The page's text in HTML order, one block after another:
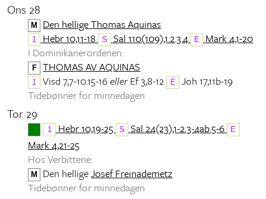
Ons 28
M Den hellige Thomas Aquinas
1 Hebr 10,11-18 S Sal 110(109),1.2.3.4 E
Mark 4,1-20
I Dominikanerordenen:
F THOMAS AV AQUINAS
1 Visd 7,7-10.15-16ellerEf 3,8-12 E Joh 17,11b-19
Tidebønner for minnedagen
Tor 29
1 Hebr 10,19-25 S Sal 24(23),1-2.3-4ab.5-6 E
Mark 4,21-25
Hos Verbittene:
M Den helligeJosef Freinademetz
Tidebønner for minnedagen